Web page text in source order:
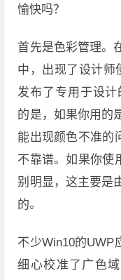
愉快吗？
首先是色彩管理。
中，出现了设计师
发布了专用于设计
的是，如果你用的
能出现颜色不准的
不靠谱。如果你使
别明显，这主要是
的。
不少Win10的UWP
细心校准了广色